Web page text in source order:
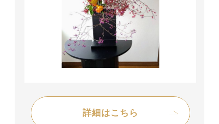
詳細はこちら